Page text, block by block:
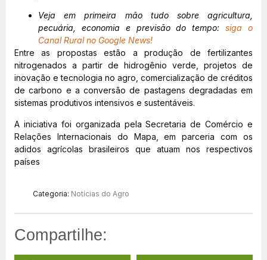
Veja em primeira mão tudo sobre agricultura,
pecuária, economia e previsão do tempo: siga o
Canal Rural no Google News!
Entre as propostas estão a produção de fertilizantes
nitrogenados a partir de hidrogênio verde, projetos de
inovação e tecnologia no agro, comercialização de créditos
de carbono e a conversão de pastagens degradadas em
sistemas produtivos intensivos e sustentáveis.
A iniciativa foi organizada pela Secretaria de Comércio e
Relações Internacionais do Mapa, em parceria com os
adidos agrícolas brasileiros que atuam nos respectivos
países
Categoria: Notícias do Agro
Compartilhe: